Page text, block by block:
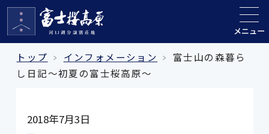
メニュー
トップ インフォメーション
富士山の森暮ら
し日記～初夏の富士桜高原～
2018年7月3日